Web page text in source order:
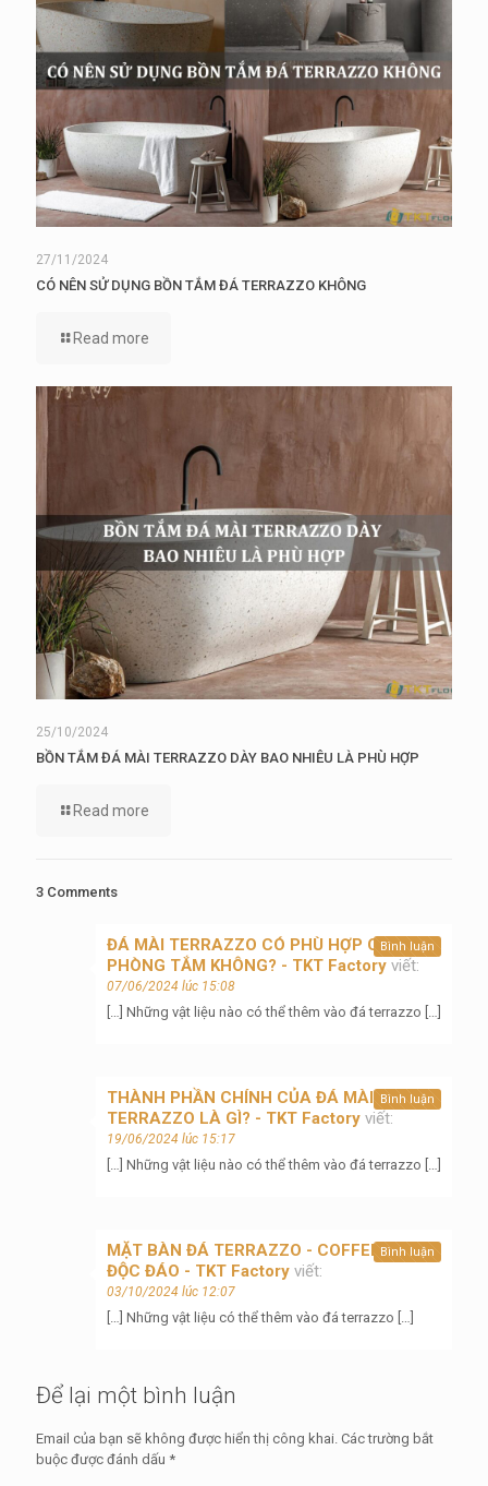
27/11/2024
CÓ NÊN SỬ DỤNG BỒN TẮM ĐÁ TERRAZZO KHÔNG
Read more
25/10/2024
BỒN TẮM ĐÁ MÀI TERRAZZO DÀY BAO NHIÊU LÀ PHÙ HỢP
Read more
3 Comments
ĐÁ MÀI TERRAZZO CÓ PHÙ HỢP CHO
PHÒNG TẮM KHÔNG? - TKT Factory viết:
07/06/2024 lúc 15:08
[…] Những vật liệu nào có thể thêm vào đá terrazzo […]
Bình luận
THÀNH PHẦN CHÍNH CỦA ĐÁ MÀI
TERRAZZO LÀ GÌ? - TKT Factory viết:
19/06/2024 lúc 15:17
[…] Những vật liệu nào có thể thêm vào đá terrazzo […]
Bình luận
MẶT BÀN ĐÁ TERRAZZO - COFFEE TABLE
ĐỘC ĐÁO - TKT Factory viết:
03/10/2024 lúc 12:07
[…] Những vật liệu có thể thêm vào đá terrazzo […]
Bình luận
Để lại một bình luận
Email của bạn sẽ không được hiển thị công khai. Các trường bắt
buộc được đánh dấu *